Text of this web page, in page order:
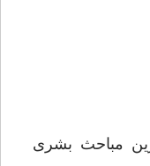
مباحث بشرى